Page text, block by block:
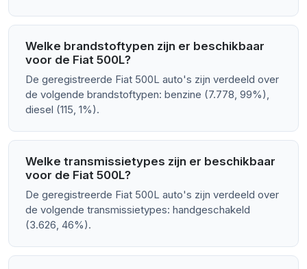
Welke brandstoftypen zijn er beschikbaar
voor de Fiat 500L?
De geregistreerde Fiat 500L auto's zijn verdeeld over
de volgende brandstoftypen: benzine (7.778, 99%),
diesel (115, 1%).
Welke transmissietypes zijn er beschikbaar
voor de Fiat 500L?
De geregistreerde Fiat 500L auto's zijn verdeeld over
de volgende transmissietypes: handgeschakeld
(3.626, 46%).